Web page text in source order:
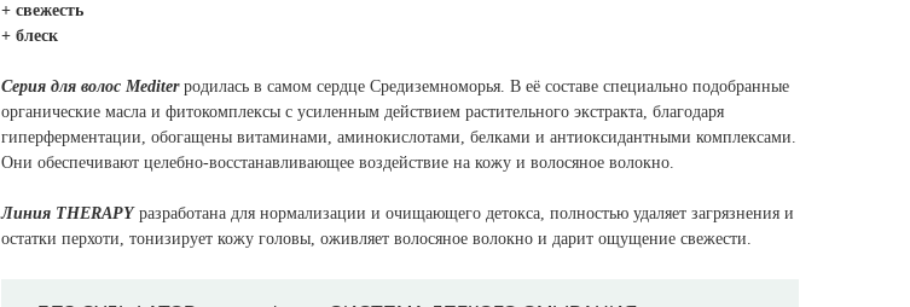
+ свежесть
+ блеск
Серия для волос Mediterродилась в самом сердце Средиземноморья. В её составе специально подобранные
органические масла и фитокомплексы с усиленным действием растительного экстракта, благодаря
гиперферментации, обогащены витаминами, аминокислотами, белками и антиоксидантными комплексами.
Они обеспечивают целебно-восстанавливающее воздействие на кожу и волосяное волокно.
Линия THERAPYразработана для нормализации и очищающего детокса, полностью удаляет загрязнения и
остатки перхоти, тонизирует кожу головы, оживляет волосяное волокно и дарит ощущение свежести.